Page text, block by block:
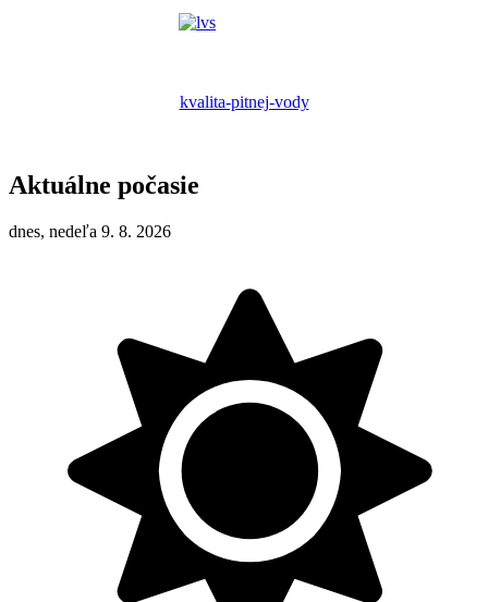
kvalita-pitnej-vody
Aktuálne počasie
dnes, nedeľa 9. 8. 2026